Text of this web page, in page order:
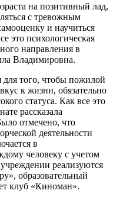
на позитивный лад,
с тревожным
и научиться
это психологическая
направления в
Владимировна.
для того, чтобы пожилой
к жизни, обязательно
статуса. Как все это
рассказала
отмечено, что
деятельности
в
человеку с учетом
реализуются
образовательный
клуб «Киноман».